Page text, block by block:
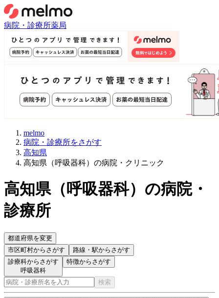
病院・診療所薬局
melmo
病院・診療所をさがす
高知県
高知県（呼吸器科）の病院・クリニック
高知県（呼吸器科） の病院・
診療所
都道府県を変更
市区町村からさがす 路線・駅からさがす
診療科からさがす
呼吸器科
特徴からさがす
検索